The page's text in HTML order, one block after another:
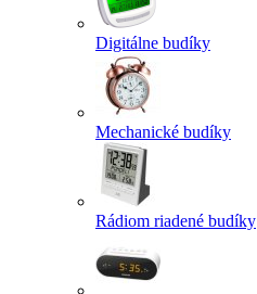
Digitálne budíky
Mechanické budíky
Rádiom riadené budíky